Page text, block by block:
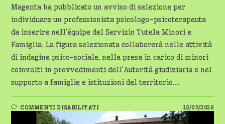
Magenta ha pubblicato un avviso di selezione per
individuare un professionista psicologo–psicoterapeuta
da inserire nell’équipe del Servizio Tutela Minori e
Famiglia. La figura selezionata collaborerà nelle attività
di indagine psico-sociale, nella presa in carico di minori
coinvolti in provvedimenti dell’Autorità giudiziaria e nel
supporto a famiglie e istituzioni del territorio.…
COMMENTI DISABILITATISU
MAGENTA,
SELEZIONE
15/03/2026